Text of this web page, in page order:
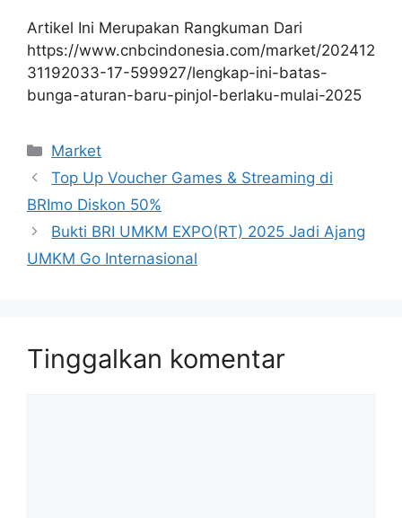
Artikel Ini Merupakan Rangkuman Dari
https://www.cnbcindonesia.com/market/202412
31192033-17-599927/lengkap-ini-batas-
bunga-aturan-baru-pinjol-berlaku-mulai-2025
Kategori
Market
Top Up Voucher Games & Streaming di
BRImo Diskon 50%
Bukti BRI UMKM EXPO(RT) 2025 Jadi Ajang
UMKM Go Internasional
Tinggalkan komentar